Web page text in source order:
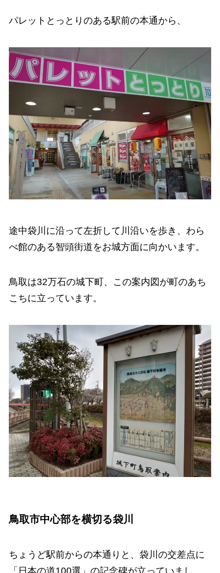
パレットとっとりのある駅前の本通から、
途中袋川に沿って左折して川沿いを歩き、わら
べ館のある智頭街道をお城方面に向かいます。
鳥取は32万石の城下町、この案内図が町のあち
こちに立っています。
鳥取市中心部を横切る袋川
ちょうど駅前からの本通りと、袋川の交差点に
「日本の道100選」の記念碑が立っていまし